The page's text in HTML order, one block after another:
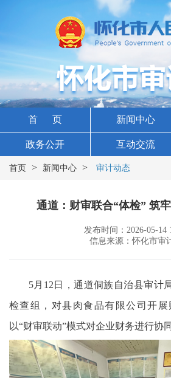
首 页 新闻中心
政务公开 互动交流
首页 > 新闻中心 > 审计动态
通道：财审联合“体检” 筑
发布时间：2026-05-14
信息来源：怀化市审
5月12日，通道侗族自治县审计
检查组，对县肉食品有限公司开展
以“财审联动”模式对企业财务进行协